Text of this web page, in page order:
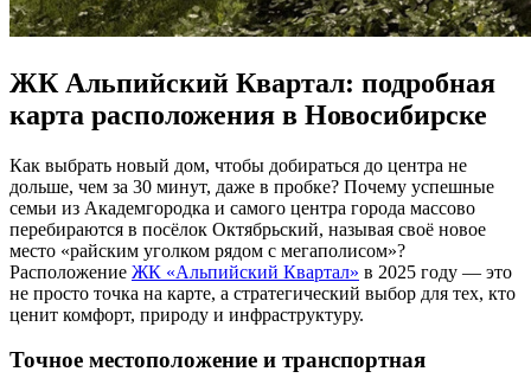
ЖК Альпийский Квартал: подробная
карта расположения в Новосибирске
Как выбрать новый дом, чтобы добираться до центра не
дольше, чем за 30 минут, даже в пробке? Почему успешные
семьи из Академгородка и самого центра города массово
перебираются в посёлок Октябрьский, называя своё новое
место «райским уголком рядом с мегаполисом»?
Расположение ЖК «Альпийский Квартал» в 2025 году — это
не просто точка на карте, а стратегический выбор для тех, кто
ценит комфорт, природу и инфраструктуру.
Точное местоположение и транспортная